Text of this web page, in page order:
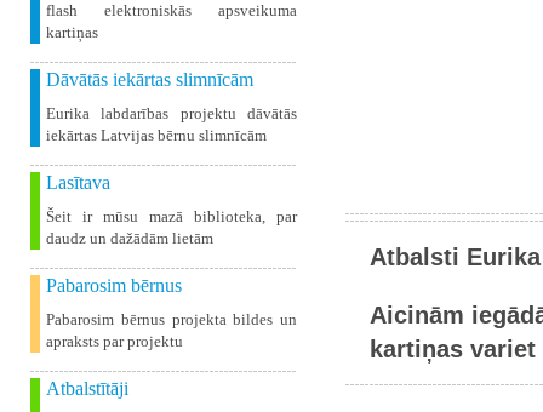
flash elektroniskās apsveikuma
kartiņas
Dāvātās iekārtas slimnīcām
Eurika labdarības projektu dāvātās
iekārtas Latvijas bērnu slimnīcām
Lasītava
Šeit ir mūsu mazā biblioteka, par
daudz un dažādām lietām
Pabarosim bērnus
Pabarosim bērnus projekta bildes un
apraksts par projektu
Atbalstītāji
Atbalsti
Aicinām
kartiņas variet